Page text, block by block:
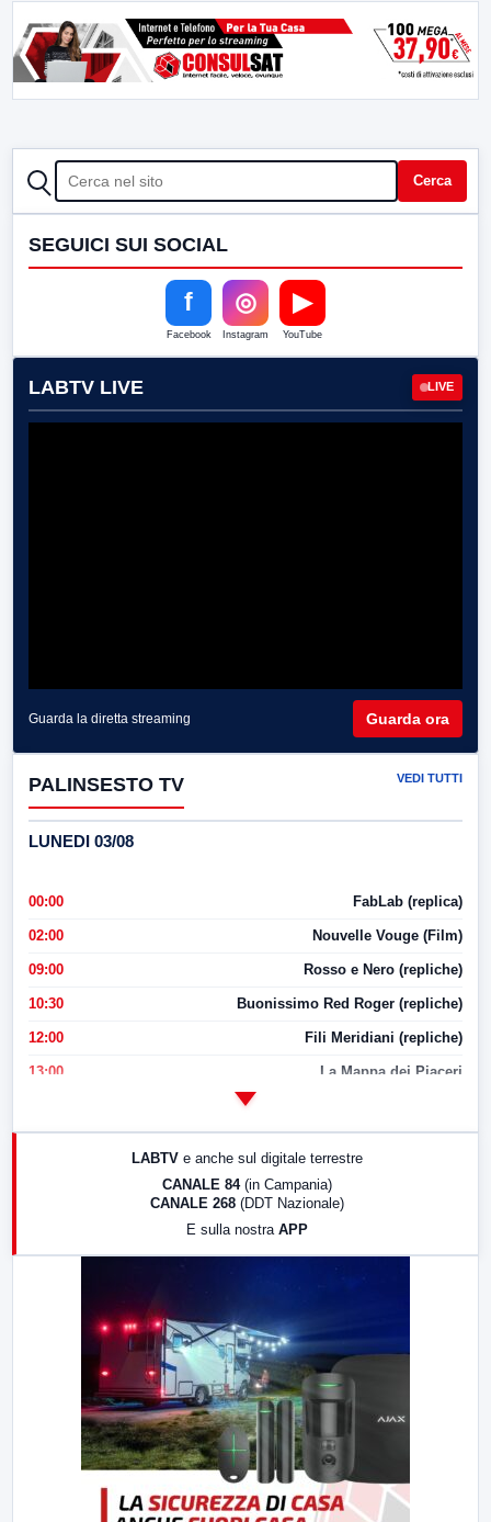
CERCA Cerca
SEGUICI SUI SOCIAL
f
Facebook
◎
Instagram
▶
YouTube
LABTV LIVE LIVE
Guarda la diretta streaming Guarda ora
PALINSESTO TV VEDI TUTTI
LUNEDI 03/08
00:00 FabLab (replica)
02:00 Nouvelle Vouge (Film)
09:00 Rosso e Nero (repliche)
10:30 Buonissimo Red Roger (repliche)
12:00 Fili Meridiani (repliche)
13:00 La Mappa dei Piaceri
17:00 LabNews (replica)
LABTV e anche sul digitale terrestre
CANALE 84 (in Campania)
CANALE 268 (DDT Nazionale)
E sulla nostra APP